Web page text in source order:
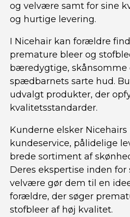
og velvære samt for sine
og hurtige levering.
I Nicehair kan forældre
premature bleer og
bæredygtige, skånsomme
spædbarnets sarte hud.
udvalgt produkter, der
kvalitetsstandarder.
Kunderne elsker
kundeservice, pålidelige
brede sortiment af
Deres ekspertise inden for
velvære gør dem til en
forældre, der søger
stofbleer af høj kvalitet.